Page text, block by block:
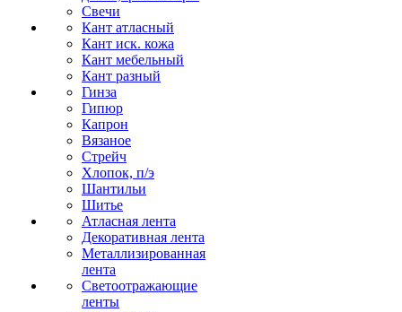
Свечи
Кант атласный
Кант иск. кожа
Кант мебельный
Кант разный
Гинза
Гипюр
Капрон
Вязаное
Стрейч
Хлопок, п/э
Шантильи
Шитье
Атласная лента
Декоративная лента
Металлизированная
лента
Светоотражающие
ленты